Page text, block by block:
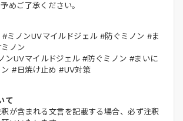
めご了承ください。
ミノンUVマイルドジェル #防ぐミノン #ま
ノン
ンUVマイルドジェル #防ぐミノン #まいに
#日焼け止め #UV対策
て
が含まれる文言を記載する場合、必ず注釈